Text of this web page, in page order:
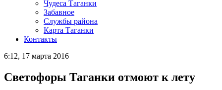
Чудеса Таганки
Забавное
Службы района
Карта Таганки
Контакты
6:12, 17 марта 2016
Светофоры Таганки отмоют к лету